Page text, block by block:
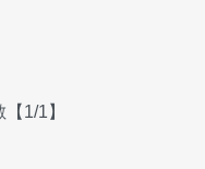
1/1】